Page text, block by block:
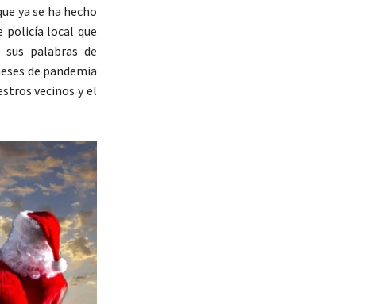
ya se ha hecho
policía local que
palabras de
de pandemia
vecinos y el